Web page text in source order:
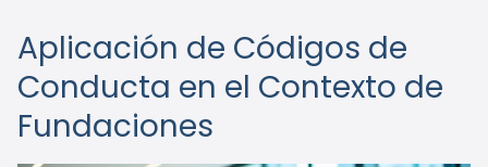
Aplicación de Códigos de
Conducta en el Contexto de
Fundaciones